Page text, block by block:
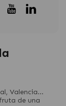
Valencia...
de una